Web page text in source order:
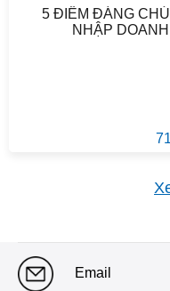
5 ĐIỂM ĐÁNG
NHẬP
Email